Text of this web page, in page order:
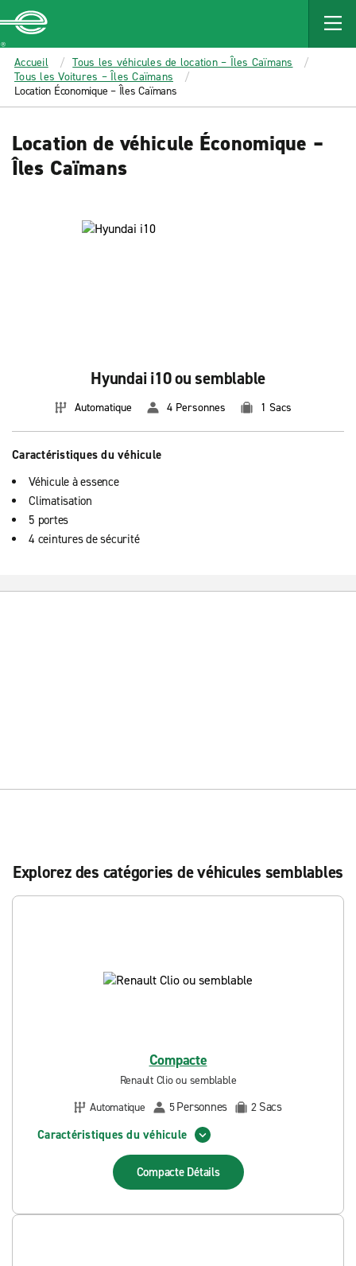
MAIN
CONTENT
Enterprise
Accueil
Tous les véhicules de location – Îles Caïmans
Tous les Voitures – Îles Caïmans
Location Économique – Îles Caïmans
Location de véhicule Économique –
Îles Caïmans
Hyundai i10 ou semblable
Automatique 4 Personnes 1 Sacs
Caractéristiques du véhicule
Véhicule à essence
Climatisation
5 portes
4 ceintures de sécurité
Explorez des catégories de véhicules semblables
Compacte
Renault Clio ou semblable
Automatique
5Personnes 2 Sacs
Caractéristiques du véhicule
Compacte Détails